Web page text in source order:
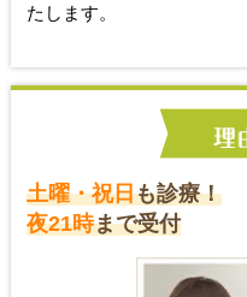
たします。
土曜・祝日も診療！
夜21時まで受付